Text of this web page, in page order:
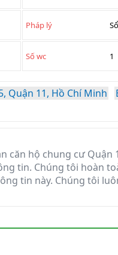
Pháp lý
Số wc 1
Quận 11, Hồ Chí Minh
căn hộ chung cư Quận
tin. Chúng tôi hoàn
tin này. Chúng tôi